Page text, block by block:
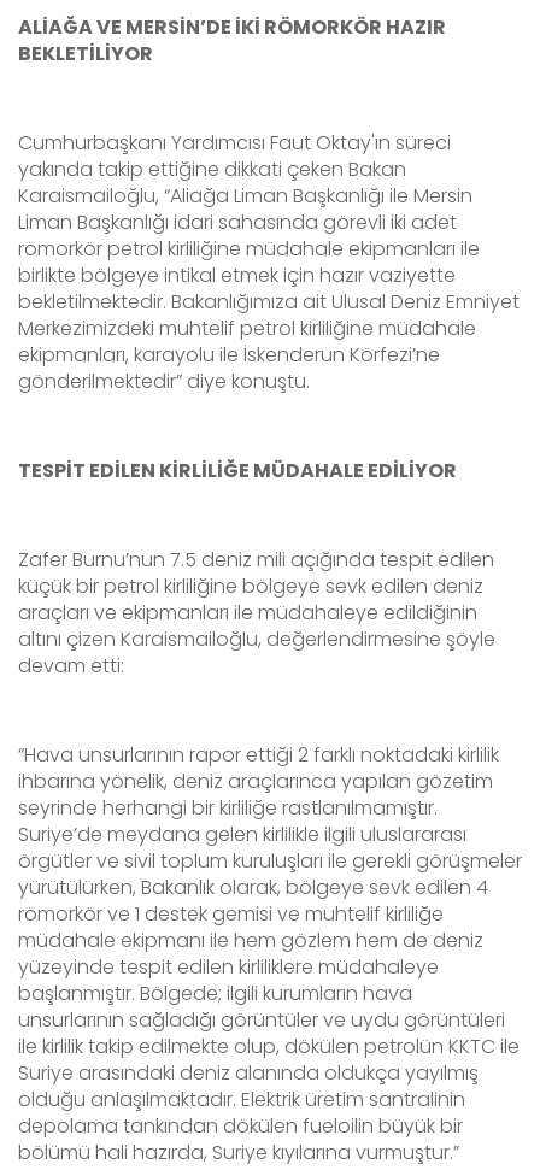
ALİAĞA VE MERSİN’DE İKİ RÖMORKÖR HAZIR
BEKLETİLİYOR
Cumhurbaşkanı Yardımcısı Faut Oktay'ın süreci
yakında takip ettiğine dikkati çeken Bakan
Karaismailoğlu, “Aliağa Liman Başkanlığı ile Mersin
Liman Başkanlığı idari sahasında görevli iki adet
römorkör petrol kirliliğine müdahale ekipmanları ile
birlikte bölgeye intikal etmek için hazır vaziyette
bekletilmektedir. Bakanlığımıza ait Ulusal Deniz Emniyet
Merkezimizdeki muhtelif petrol kirliliğine müdahale
ekipmanları, karayolu ile İskenderun Körfezi’ne
gönderilmektedir” diye konuştu.
TESPİT EDİLEN KİRLİLİĞE MÜDAHALE EDİLİYOR
Zafer Burnu’nun 7.5 deniz mili açığında tespit edilen
küçük bir petrol kirliliğine bölgeye sevk edilen deniz
araçları ve ekipmanları ile müdahaleye edildiğinin
altını çizen Karaismailoğlu, değerlendirmesine şöyle
devam etti:
“Hava unsurlarının rapor ettiği 2 farklı noktadaki kirlilik
ihbarına yönelik, deniz araçlarınca yapılan gözetim
seyrinde herhangi bir kirliliğe rastlanılmamıştır.
Suriye’de meydana gelen kirlilikle ilgili uluslararası
örgütler ve sivil toplum kuruluşları ile gerekli görüşmeler
yürütülürken, Bakanlık olarak, bölgeye sevk edilen 4
römorkör ve 1 destek gemisi ve muhtelif kirliliğe
müdahale ekipmanı ile hem gözlem hem de deniz
yüzeyinde tespit edilen kirliliklere müdahaleye
başlanmıştır. Bölgede; ilgili kurumların hava
unsurlarının sağladığı görüntüler ve uydu görüntüleri
ile kirlilik takip edilmekte olup, dökülen petrolün KKTC ile
Suriye arasındaki deniz alanında oldukça yayılmış
olduğu anlaşılmaktadır. Elektrik üretim santralinin
depolama tankından dökülen fueloilin büyük bir
bölümü hali hazırda, Suriye kıyılarına vurmuştur.”